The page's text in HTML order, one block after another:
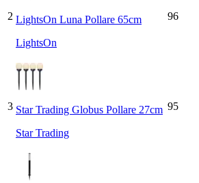
2 LightsOn Luna Pollare 65cm
LightsOn
96
3 Star Trading Globus Pollare 27cm
Star Trading
95